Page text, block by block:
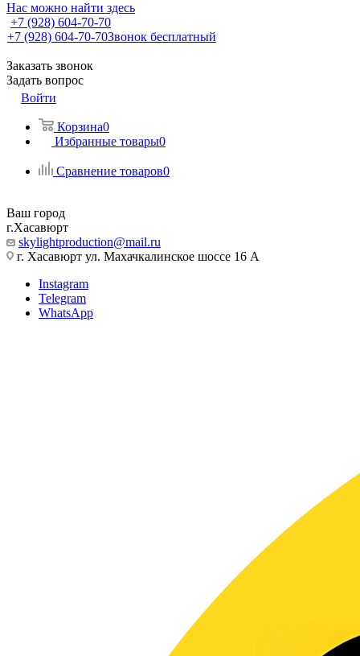
Нас можно найти здесь
+7 (928) 604-70-70
+7 (928) 604-70-70Звонок бесплатный
Заказать звонок
Задать вопрос
Войти
Корзина0
Избранные товары0
Сравнение товаров0
Ваш город
г.Хасавюрт
skylightproduction@mail.ru
г. Хасавюрт ул. Махачкалинское шоссе 16 А
Instagram
Telegram
WhatsApp